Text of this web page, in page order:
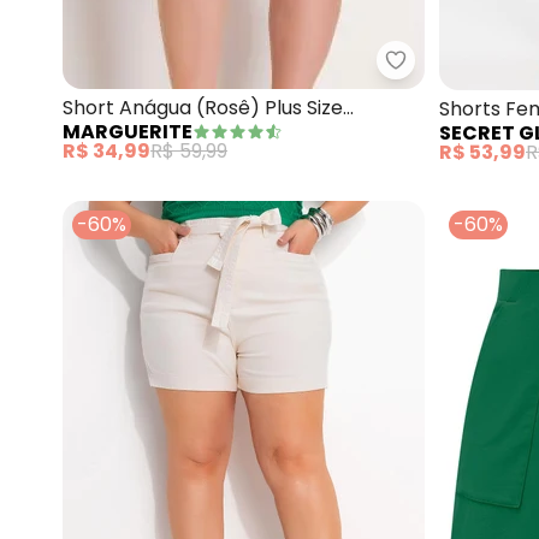
Marguerite -
Short Anágua (Rosê) Plus Size
Marguerite
MARGUERITE
R$ 34,99R$ 59,99
Shorts
(Rosa)
SECRET
R$ 53,99
-60% -60%